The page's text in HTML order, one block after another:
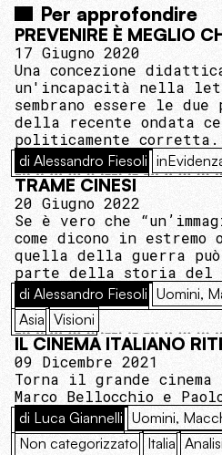
Per approfondire
PREVENIRE È MEGLIO
17 Giugno 2020
Una concezione
un'incapacità nella
sembrano essere le
della recente ondata
politicamente corretta.
di Alessandro Fiesoli
TRAME CINESI
20 Giugno 2022
Se è vero che
come dicono in
quella della guerra
parte della storia del
di Alessandro Fiesoli Uomini,
Asia Visioni
IL CINEMA ITALIANO
09 Dicembre 2021
Torna il grande
Marco Bellocchio e
di Luca Giannelli Uomini,
Non categorizzato Italia Analisi